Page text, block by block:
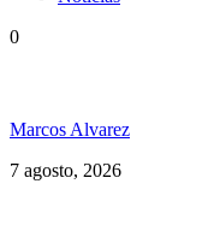
0
Marcos Alvarez
7 agosto, 2026